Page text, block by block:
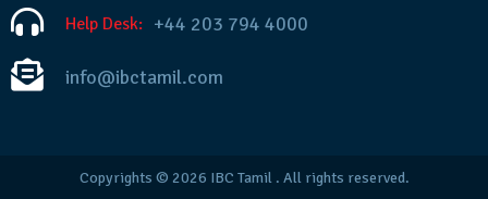
Help Desk: +44 203 794 4000
info@ibctamil.com
Copyrights © 2026 IBC Tamil. All rights reserved.